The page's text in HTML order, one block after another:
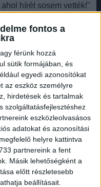
fontos a
férünk hozzá
sütik formájában, és
egyedi azonosítókat
az eszköz személyre
hirdetések és tartalmak
szolgáltatásfejlesztéshez
eszközleolvasásos
adatokat és azonosítási
helyre kattintva
partnereink a fent
Másik lehetőségként a
előtt részletesebb
beállításait.
hírét sosem vették!"
18:48